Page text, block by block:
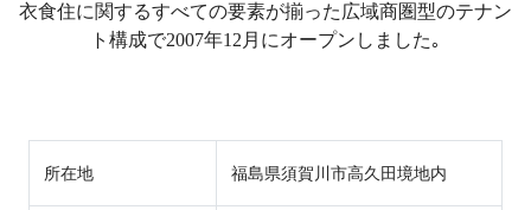
衣食住に関するすべての要素が揃った広域商圏型のテナン
ト構成で2007年12月にオープンしました｡
所在地 福島県須賀川市高久田境地内